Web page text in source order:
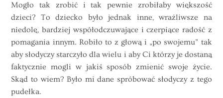
Mogło tak zrobić i tak pewnie zrobiłaby większość
dzieci? To dziecko było jednak inne, wrażliwsze na
niedolę, bardziej współodczuwające i czerpiące radość z
pomagania innym. Robiło to z głową i „po swojemu” tak
aby słodyczy starczyło dla wielu i aby Ci którzy je dostaną
faktycznie mogli w jakiś sposób zmienić swoje życie.
Skąd to wiem? Było mi dane spróbować słodyczy z tego
pudełka.